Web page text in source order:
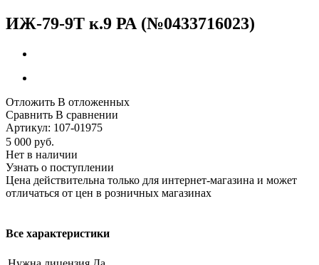
ИЖ-79-9Т к.9 РА (№0433716023)
Отложить В отложенных
Сравнить В сравнении
Артикул: 107-01975
5 000 руб.
Нет в наличии
Узнать о поступлении
Цена действительна только для интернет-магазина и может
отличаться от цен в розничных магазинах
Все характеристики